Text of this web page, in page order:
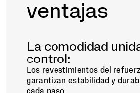
ventajas
La comodidad
control:
Los revestimientos del
garantizan estabilidad y
cada paso.